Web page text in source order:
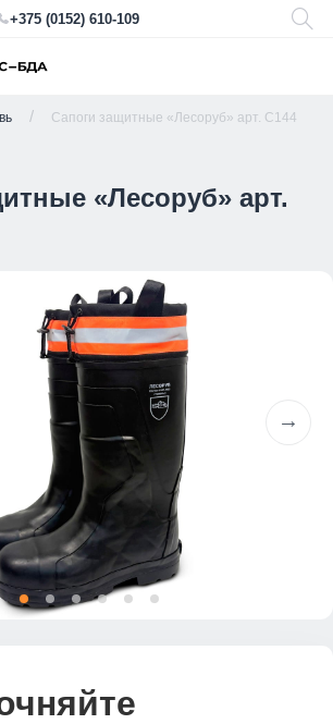
+375 (0152) 610-109
Сапоги защитные «Лесоруб» арт. С144
«Лесоруб» арт.